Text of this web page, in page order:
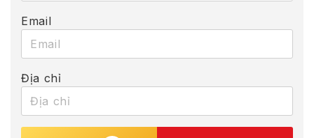
Email
Địa chỉ